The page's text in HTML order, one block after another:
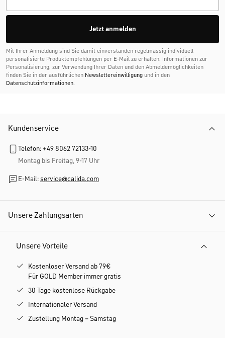
Jetzt anmelden
Mit Ihrer Anmeldung sind Sie damit einverstanden regelmässig individuell
personalisierte Produktempfehlungen per E-Mail zu erhalten. Informationen zur
Personalisierung, zur Verwendung Ihrer Daten und den Abmelde­möglichkeiten
finden Sie in der ausführlichen Newslettereinwilligung und in den
Datenschutzinformationen.
Kundenservice
Telefon: +49 8062 72133-10
Montag bis Freitag, 9-17 Uhr
E-Mail: service@calida.com
Unsere Zahlungsarten
Unsere Vorteile
Kostenloser Versand ab 79€
Für GOLD Member immer gratis
30 Tage kostenlose Rückgabe
Internationaler Versand
Zustellung Montag – Samstag